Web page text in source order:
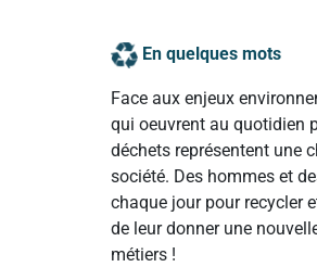
En quelques mots
Face aux enjeux
qui oeuvrent au quotidien
déchets représentent une
société. Des hommes et
chaque jour pour recycler
de leur donner une
métiers !